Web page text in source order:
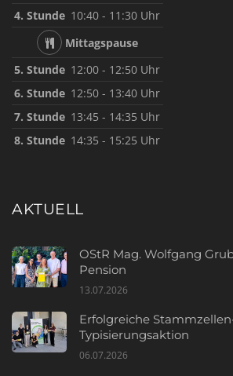
4. Stunde 10:40 - 11:30 Uhr
Mittagspause
5. Stunde 12:00 - 12:50 Uhr
6. Stunde 12:50 - 13:40 Uhr
7. Stunde 13:45 - 14:35 Uhr
8. Stunde 14:35 - 15:25 Uhr
AKTUELL
OStR Mag. Wolfgang
Pension
13.07.2026
Erfolgreiche
Typisierungsaktion
06.07.2026